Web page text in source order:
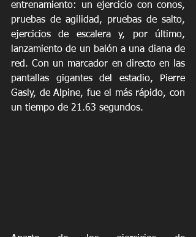
entrenamiento: un ejercicio con conos,
pruebas de agilidad, pruebas de salto,
ejercicios de escalera y, por último,
lanzamiento de un balón a una diana de
red. Con un marcador en directo en las
pantallas gigantes del estadio, Pierre
Gasly, de Alpine, fue el más rápido, con
un tiempo de 21.63 segundos.